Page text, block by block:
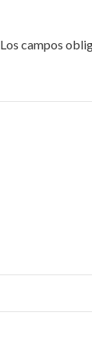
Los campos